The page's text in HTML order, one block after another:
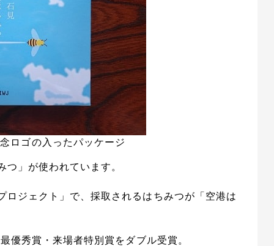
ロゴの入ったパッケージ
」が使われています。
ジェクト」で、採取されるはちみつが「空港は
優秀賞・来場者特別賞をダブル受賞。